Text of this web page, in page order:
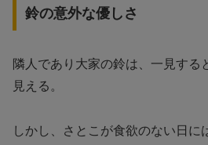
鈴の意外な優しさ
隣人であり大家の鈴は、一見する
見える。
しかし、さとこが食欲のない日に